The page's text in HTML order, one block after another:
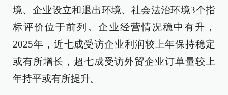
境、企业设立和退出环境、社会法治环境3个指
标评价位于前列。企业经营情况稳中有升，
2025年，近七成受访企业利润较上年保持稳定
或有所增长，超七成受访外贸企业订单量较上
年持平或有所提升。